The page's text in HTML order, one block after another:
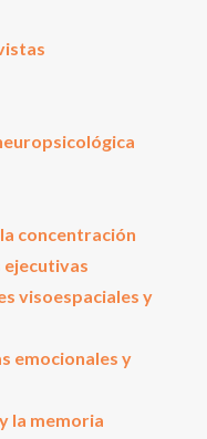
concentración
ejecutivas
visoespaciales y
emocionales y
la memoria